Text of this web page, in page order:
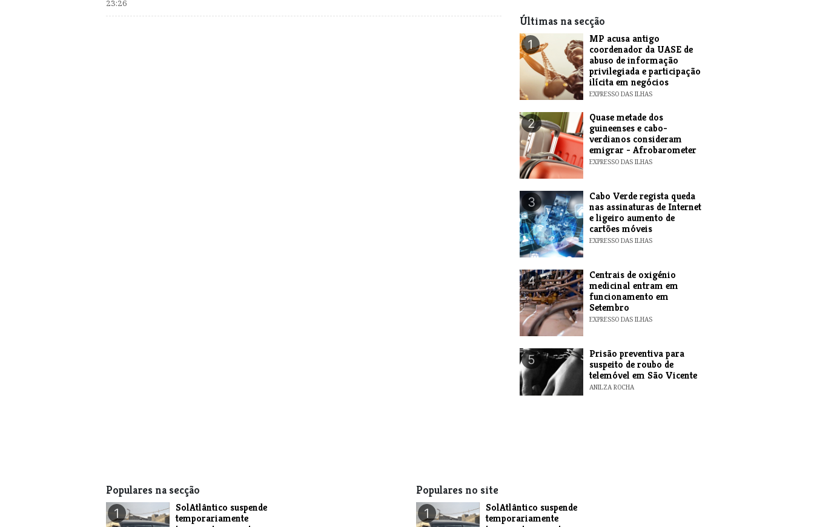
23:26
Últimas na secção
1
MP acusa antigo
coordenador da UASE de
abuso de informação
privilegiada e participação
ilícita em negócios
EXPRESSO DAS ILHAS
2
Quase metade dos
guineenses e cabo-
verdianos consideram
emigrar - Afrobarometer
EXPRESSO DAS ILHAS
3
Cabo Verde regista queda
nas assinaturas de Internet
e ligeiro aumento de
cartões móveis
EXPRESSO DAS ILHAS
4
Centrais de oxigénio
medicinal entram em
funcionamento em
Setembro
EXPRESSO DAS ILHAS
5
Prisão preventiva para
suspeito de roubo de
telemóvel em São Vicente
ANILZA ROCHA
Populares na secção
1
SolAtlântico suspende
temporariamente
Populares no site
1
SolAtlântico suspende
temporariamente